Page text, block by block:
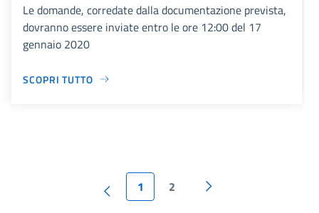
Le domande, corredate dalla documentazione prevista,
dovranno essere inviate entro le ore 12:00 del 17
gennaio 2020
SCOPRI TUTTO
1 2